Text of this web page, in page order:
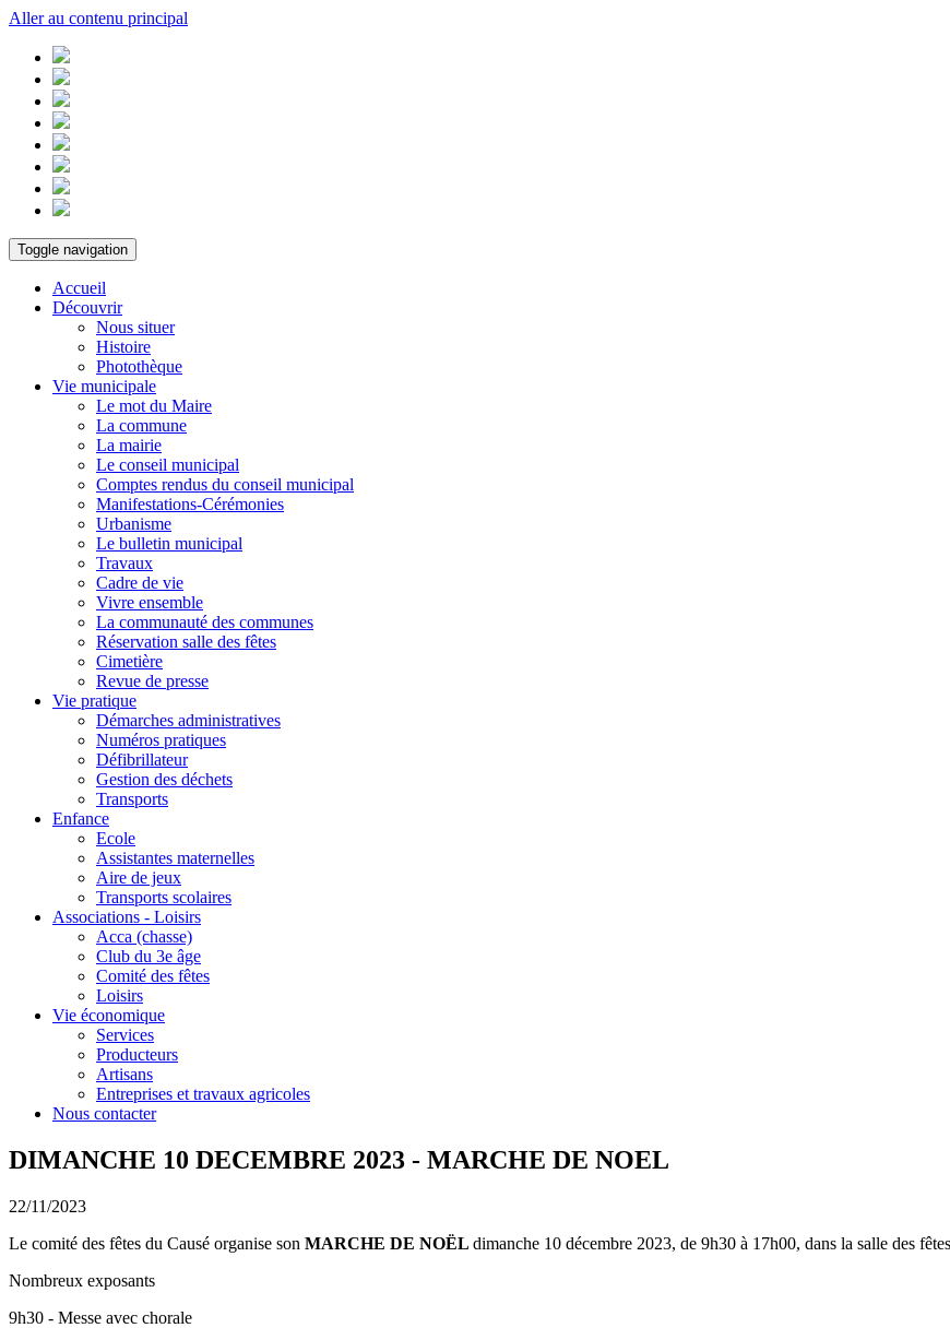
Aller au contenu principal
Toggle navigation
Accueil
Découvrir
Nous situer
Histoire
Photothèque
Vie municipale
Le mot du Maire
La commune
La mairie
Le conseil municipal
Comptes rendus du conseil municipal
Manifestations-Cérémonies
Urbanisme
Le bulletin municipal
Travaux
Cadre de vie
Vivre ensemble
La communauté des communes
Réservation salle des fêtes
Cimetière
Revue de presse
Vie pratique
Démarches administratives
Numéros pratiques
Défibrillateur
Gestion des déchets
Transports
Enfance
Ecole
Assistantes maternelles
Aire de jeux
Transports scolaires
Associations - Loisirs
Acca (chasse)
Club du 3e âge
Comité des fêtes
Loisirs
Vie économique
Services
Producteurs
Artisans
Entreprises et travaux agricoles
Nous contacter
DIMANCHE 10 DECEMBRE 2023 - MARCHE DE NOEL
22/11/2023
Le comité des fêtes du Causé organise son MARCHE DE NOËL dimanche 10 décembre 2023, de 9h30 à 17h00, dans la salle des
Nombreux exposants
9h30 - Messe avec chorale